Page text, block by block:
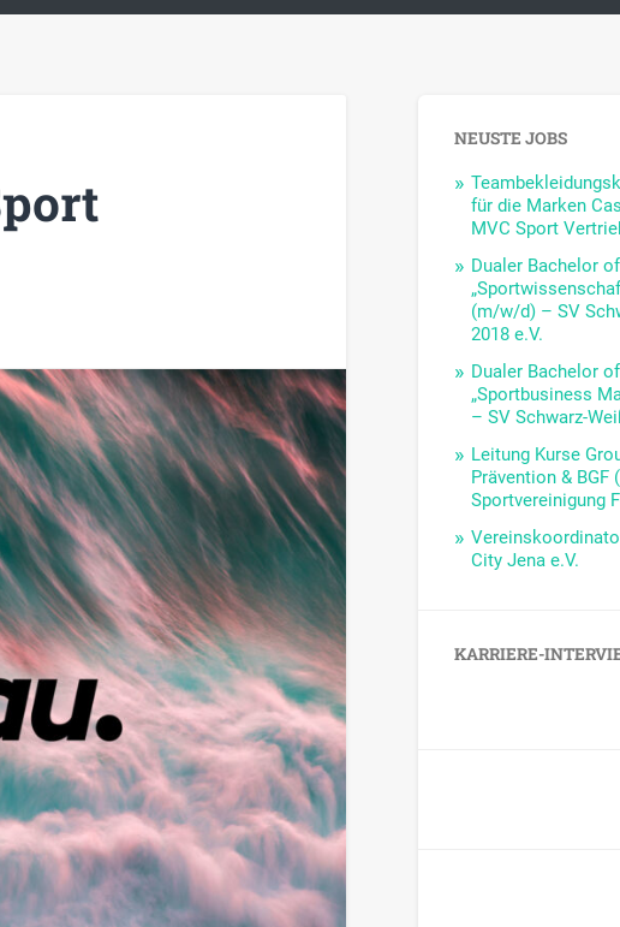
NEUSTE JOBS
für die Marken
MVC Sport
Dualer Bachelor
(m/w/d) – SV
2018 e.V.
Dualer Bachelor
„Sportbusiness
– SV Schwarz-
Leitung Kurse
Prävention &
Sportvereinigung
City Jena e.V.
KARRIERE-